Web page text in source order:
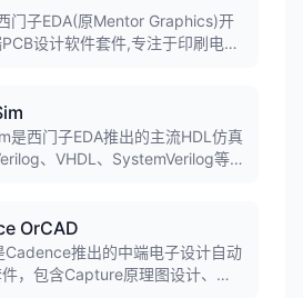
硬件项目设计超3555万。
门子EDA(原Mentor Graphics)开
设计软件套件,专注于印刷电路
著称,在企业环境中应用广泛。
是西门子EDA推出的主流HDL仿真
、VHDL、SystemVerilog等硬
户界面。
OrCAD
Cadence推出的中端电子设计自动
，包含Capture原理图设计、